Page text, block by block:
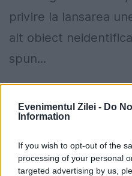
Evenimentul Zilei - Do
Information
If you wish to opt-out of the
processing of your personal
targeted advertising by us,
privire la lansarea
alt obiect
spun...